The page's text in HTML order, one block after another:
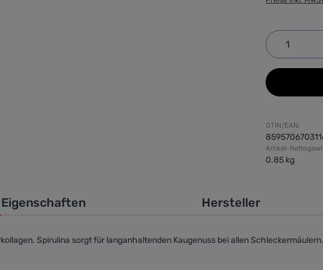
Produkt
GTIN/EAN:
Artikel-
0.85 kg
Eigenschaften Hersteller
Spirulina sorgt für langanhaltenden Kaugenuss bei allen